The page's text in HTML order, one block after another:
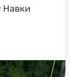
Навки